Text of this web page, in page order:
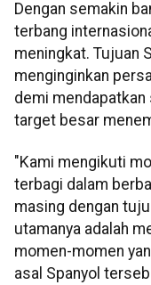
Dengan semakin
terbang
meningkat. Tujuan
menginginkan
demi
target besar
"Kami mengikuti
terbagi dalam
masing dengan
utamanya adalah
momen-momen
asal Spanyol